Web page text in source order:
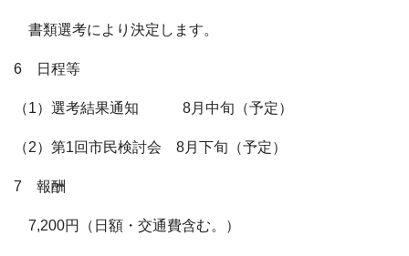
書類選考により決定します。
6 日程等
（1）選考結果通知 8月中旬（予定）
（2）第1回市民検討会 8月下旬（予定）
7 報酬
7,200円（日額・交通費含む。）